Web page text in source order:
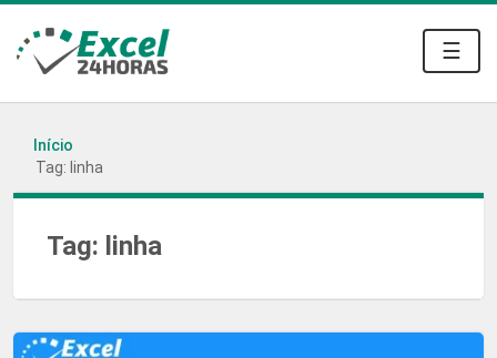
☰
Início
Tag: linha
Tag: linha